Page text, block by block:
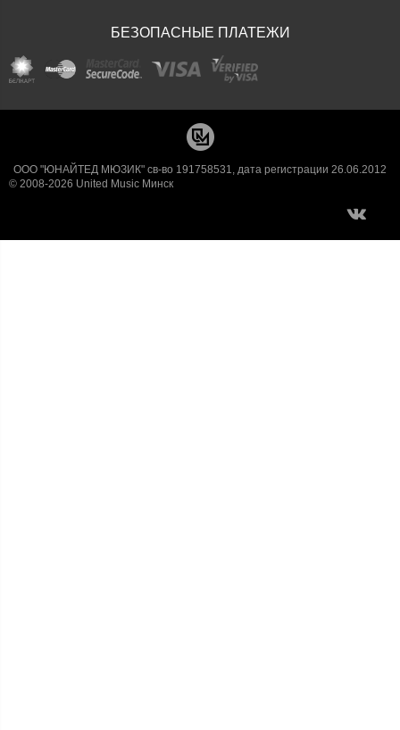
БЕЗОПАСНЫЕ ПЛАТЕЖИ
ООО "ЮНАЙТЕД МЮЗИК" св-во 191758531, дата регистрации 26.06.2012
© 2008-2026 United Music Минск